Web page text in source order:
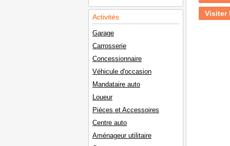
Activités
Garage
Carrosserie
Concessionnaire
Véhicule d'occasion
Mandataire auto
Loueur
Pièces et Accessoires
Centre auto
Aménageur utilitaire
Visiter